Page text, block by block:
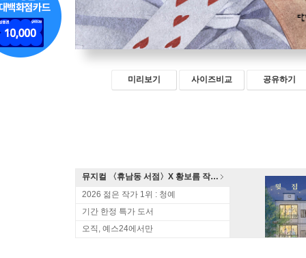
미리보기 사이즈비교 공유하기
뮤지컬 〈휴남동 서점〉X 황보름 작가 북토크
2026 젊은 작가 1위 : 청예
기간 한정 특가 도서
오직, 예스24에서만